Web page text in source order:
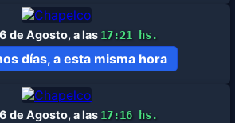
de Agosto, a las 17:21 hs.
días, a esta misma hora
de Agosto, a las 17:16 hs.